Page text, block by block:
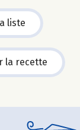
liste
la recette